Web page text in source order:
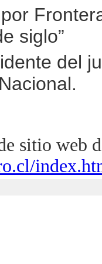
siglo”
del
sitio web